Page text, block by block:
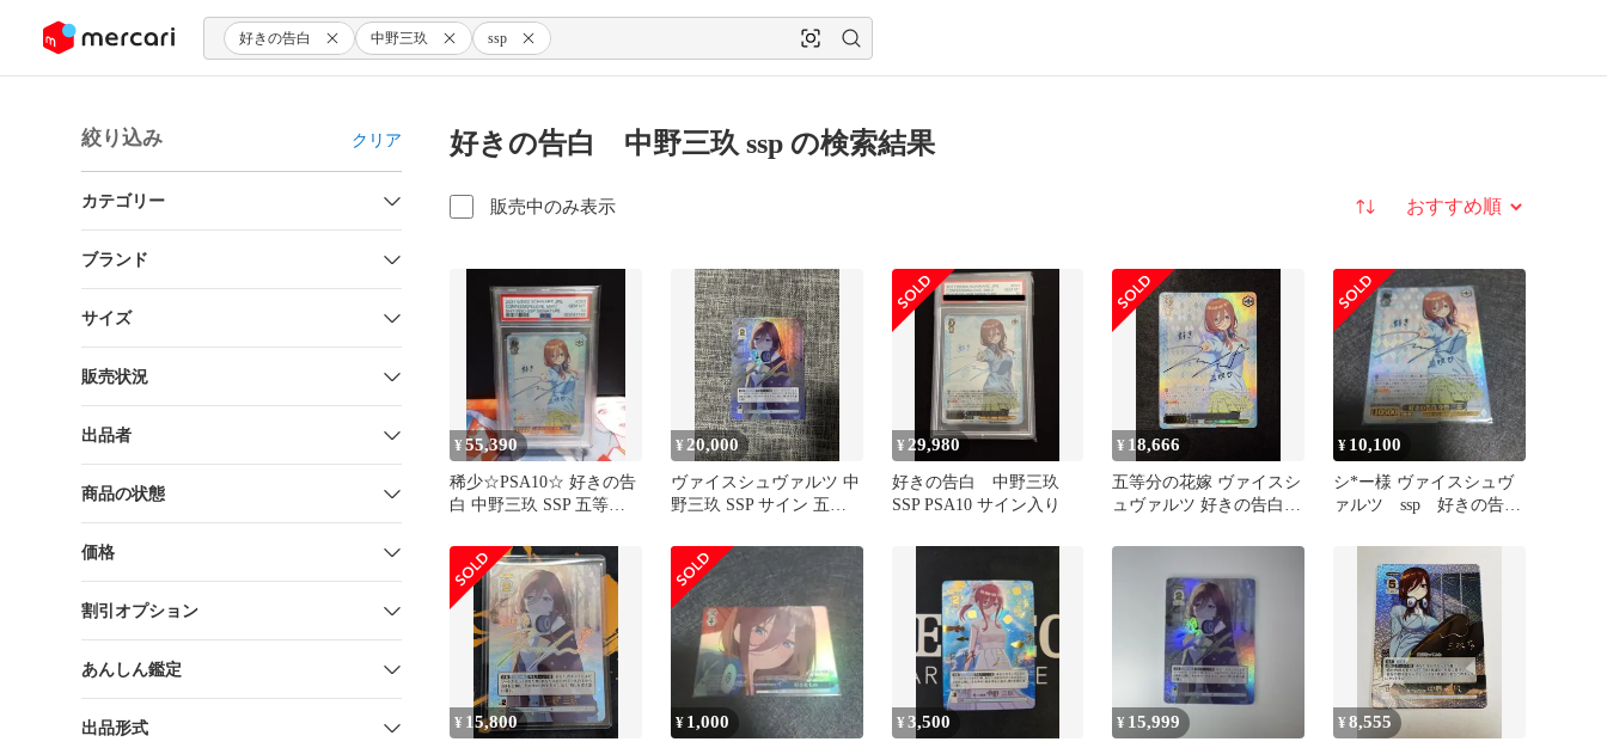
ツにスキップ 好きの告白 中野三玖 ssp
絞り込み クリア
カテゴリー
ブランド
サイズ
販売状況
出品者
商品の状態
価格
割引オプション
あんしん鑑定
出品形式
好きの告白 中野三玖 ssp の検索結果
販売中のみ表示 並び替え
¥55,390
稀少☆PSA10☆ 好きの告
白 中野三玖 SSP 五等分
¥ 20,000
ヴァイスシュヴァルツ 中
野三玖 SSP サイン 五等
¥ 29,980
好きの告白 中野三玖
SSP PSA10 サイン入り
¥ 18,666
五等分の花嫁 ヴァイスシ
ュヴァルツ 好きの告白
¥ 10,100
シ*ー様 ヴァイスシュヴ
ァルツ ssp 好きの告
五等分の花
¥ 15,800 ¥ 1,000 ¥3,500 ¥ 15,999 ¥8,555